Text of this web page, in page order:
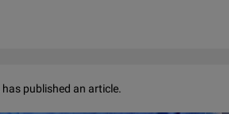
has published an article.